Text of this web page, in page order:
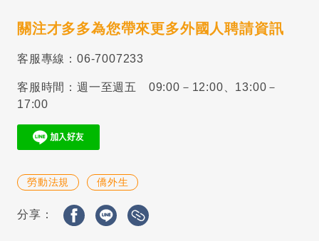
關注才多多為您帶來更多外國人聘請資訊
客服專線：06-7007233
客服時間：週一至週五 09:00－12:00、13:00－
17:00
勞動法規 僑外生
分享：